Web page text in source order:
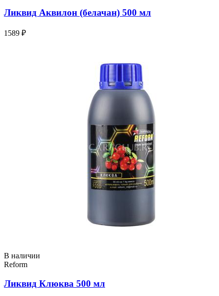
Ликвид Аквилон (белачан) 500 мл
1589 ₽
В наличии
Reform
Ликвид Клюква 500 мл